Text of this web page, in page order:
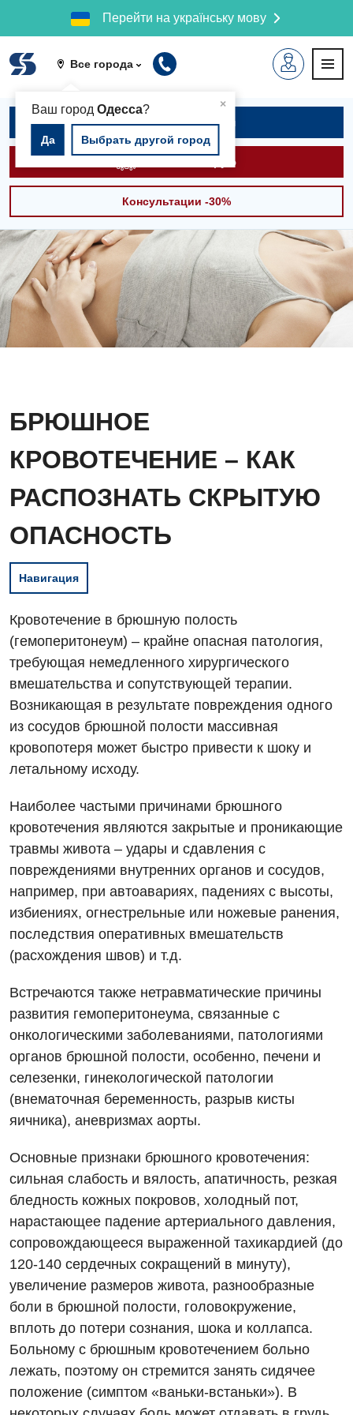
Перейти на українську мову
Все города
×
Ваш город Одесса?
Да Выбрать другой город
Вакансии
Мероприятия БПР
Интернатура
Энциклопедия
Отзывы
Диагностика
Ангиографические исследования
Диагностическое отделение
Компьютерная томография
Магнитно-резонансная томография
Маммография
Нейросонография
УЗИ
Эндоскопическое отделение
Для взрослых
Акушерство и гинекология
Аллергология, иммунология
Бесплатные услуги
Гинекологическое отделение
Диагностическое отделение
Дневной стационар
Онкологическое отделение
Отдел госпитализации
Отделение интенсивной терапии
Отделение неотложных состояний
Офтальмологическое отделение
Педиатрическое отделение
Скорая медицинская помощь
Терапевтическое отделение
Травматологическое отделение
Урологическое отделение
Хирургическое отделение
Эндоскопическое отделение
Декларирование
Национальный скрининг здоровья 40+
Украинский
Русский
Записаться на приём
Вызвать скорую
Консультации -30%
БРЮШНОЕ
КРОВОТЕЧЕНИЕ – КАК
РАСПОЗНАТЬ СКРЫТУЮ
ОПАСНОСТЬ
Навигация
Кровотечение в брюшную полость
(гемоперитонеум) – крайне опасная патология,
требующая немедленного хирургического
вмешательства и сопутствующей терапии.
Возникающая в результате повреждения одного
из сосудов брюшной полости массивная
кровопотеря может быстро привести к шоку и
летальному исходу.
Наиболее частыми причинами брюшного
кровотечения являются закрытые и проникающие
травмы живота – удары и сдавления с
повреждениями внутренних органов и сосудов,
например, при автоавариях, падениях с высоты,
избиениях, огнестрельные или ножевые ранения,
последствия оперативных вмешательств
(расхождения швов) и т.д.
Встречаются также нетравматические причины
развития гемоперитонеума, связанные с
онкологическими заболеваниями, патологиями
органов брюшной полости, особенно, печени и
селезенки, гинекологической патологии
(внематочная беременность, разрыв кисты
яичника), аневризмах аорты.
Основные признаки брюшного кровотечения:
сильная слабость и вялость, апатичность, резкая
бледность кожных покровов, холодный пот,
нарастающее падение артериального давления,
сопровождающееся выраженной тахикардией (до
120-140 сердечных сокращений в минуту),
увеличение размеров живота, разнообразные
боли в брюшной полости, головокружение,
вплоть до потери сознания, шока и коллапса.
Больному с брюшным кровотечением больно
лежать, поэтому он стремится занять сидячее
положение (симптом «ваньки-встаньки»). В